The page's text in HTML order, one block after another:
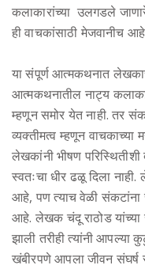
कलाकारांच्या उलगडले
ही वाचकांसाठी मेजवानीच
या संपूर्ण आत्मकथनात
आत्मकथनातील नाट्य
म्हणून समोर येत नाही. तर
व्यक्तीमत्व म्हणून
लेखकांनी भीषण
स्वतःचा धीर ढळू दिला
आहे, पण त्याच वेळी संकटांना
आहे. लेखक चंदू राठोड यांच्या
झाली तरीही त्यांनी आपल्या
खंबीरपणे आपला जीवन संघर्ष